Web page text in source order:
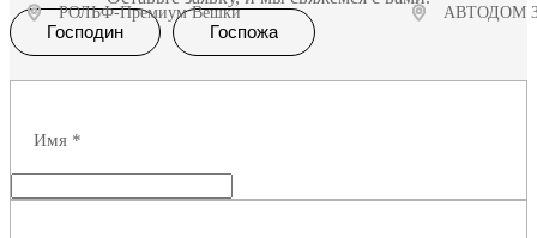
РОЛЬФ-Премиум Вешки
Получить предложение
АВТОДОМ
Господин
Госпожа
Имя *